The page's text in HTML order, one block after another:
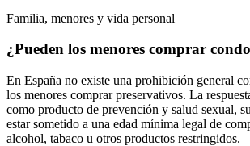
Familia, menores y vida personal
¿Pueden los menores comprar
En España no existe una prohibición general
los menores comprar preservativos. La
como producto de prevención y salud sexual,
estar sometido a una edad mínima legal de
alcohol, tabaco u otros productos restringidos.